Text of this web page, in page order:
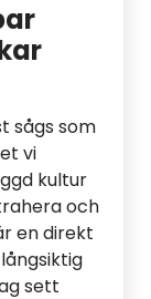
sågs som
vi
kultur
och
en direkt
sett